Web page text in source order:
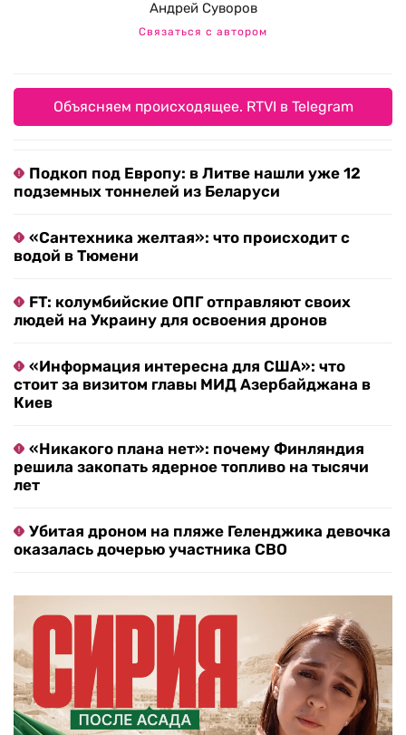
Андрей Суворов
Связаться с автором
Объясняем происходящее. RTVI в Telegram
Подкоп под Европу: в Литве нашли уже 12
подземных тоннелей из Беларуси
«Сантехника желтая»: что происходит с
водой в Тюмени
FT: колумбийские ОПГ отправляют своих
людей на Украину для освоения дронов
«Информация интересна для США»: что
стоит за визитом главы МИД Азербайджана в
Киев
«Никакого плана нет»: почему Финляндия
решила закопать ядерное топливо на тысячи
лет
Убитая дроном на пляже Геленджика девочка
оказалась дочерью участника СВО